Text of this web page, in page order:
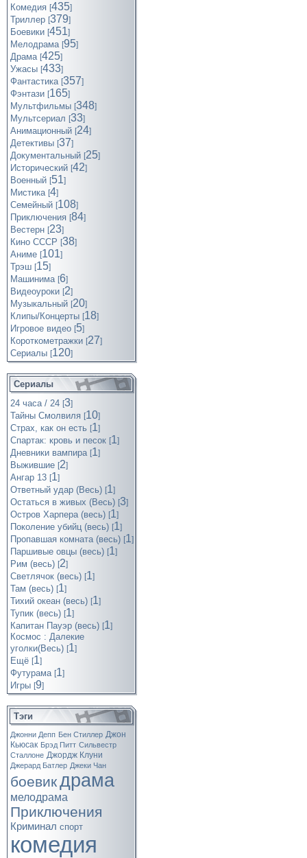
Комедия [435]
Триллер [379]
Боевики [451]
Мелодрама [95]
Драма [425]
Ужасы [433]
Фантастика [357]
Фэнтази [165]
Мультфильмы [348]
Мультсериал [33]
Анимационный [24]
Детективы [37]
Документальный [25]
Исторический [42]
Военный [51]
Мистика [4]
Семейный [108]
Приключения [84]
Вестерн [23]
Кино СССР [38]
Аниме [101]
Трэш [15]
Машинима [6]
Видеоуроки [2]
Музыкальный [20]
Клипы/Концерты [18]
Игровое видео [5]
Короткометражки [27]
Cериалы [120]
Сериалы
24 часа / 24 [3]
Тайны Смолвиля [10]
Страх, как он есть [1]
Спартак: кровь и песок [1]
Дневники вампира [1]
Выжившие [2]
Ангар 13 [1]
Ответный удар (Весь) [1]
Остаться в живых (Весь) [3]
Остров Харпера (весь) [1]
Поколение убийц (весь) [1]
Пропавшая комната (весь) [1]
Паршивые овцы (весь) [1]
Рим (весь) [2]
Светлячок (весь) [1]
Там (весь) [1]
Тихий океан (весь) [1]
Тупик (весь) [1]
Капитан Пауэр (весь) [1]
Космос : Далекие
уголки(Весь) [1]
Ещё [1]
Футурама [1]
Игры [9]
Тэги
Джонни Депп Бен Стиллер Джон
Кьюсак Брэд Питт Сильвестр
Сталлоне Джордж Клуни
Джерард Батлер Джеки Чан
боевикдрама
мелодрама
Приключения
Криминал спорт
комедия